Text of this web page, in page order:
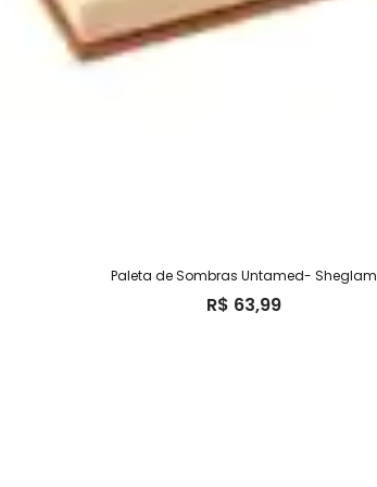
Paleta de Sombras Untamed- Sheglam
R$ 63,99